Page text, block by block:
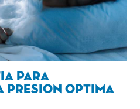
para
optima